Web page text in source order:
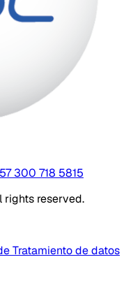
300 718 5815
reserved.
Tratamiento de datos